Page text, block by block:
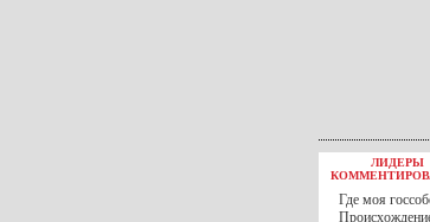
30 Ноября С 1
30 Ноября
РФ
27 Ноября
ВВП
ЛИДЕРЫ
Где моя